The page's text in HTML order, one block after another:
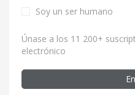
Soy un ser humano
Únase a los 11 200+
electrónico